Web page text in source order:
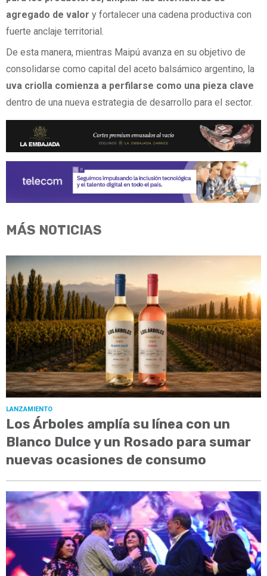
agregado de valor y fortalecer una cadena productiva con
fuerte anclaje territorial.
De esta manera, mientras Maipú avanza en su objetivo de
consolidarse como capital del aceto balsámico argentino, la
uva criolla comienza a perfilarse como una pieza clave
dentro de una nueva estrategia de desarrollo para el sector.
MÁS NOTICIAS
LANZAMIENTO
Los Árboles amplía su línea con un
Blanco Dulce y un Rosado para sumar
nuevas ocasiones de consumo